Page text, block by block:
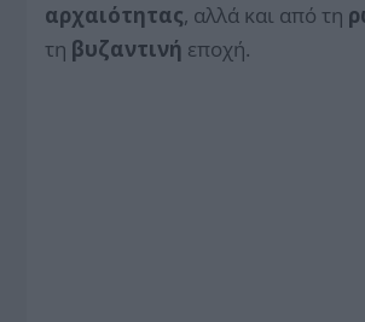
αρχαιότητας, αλλά και από τη
τη βυζαντινή εποχή.